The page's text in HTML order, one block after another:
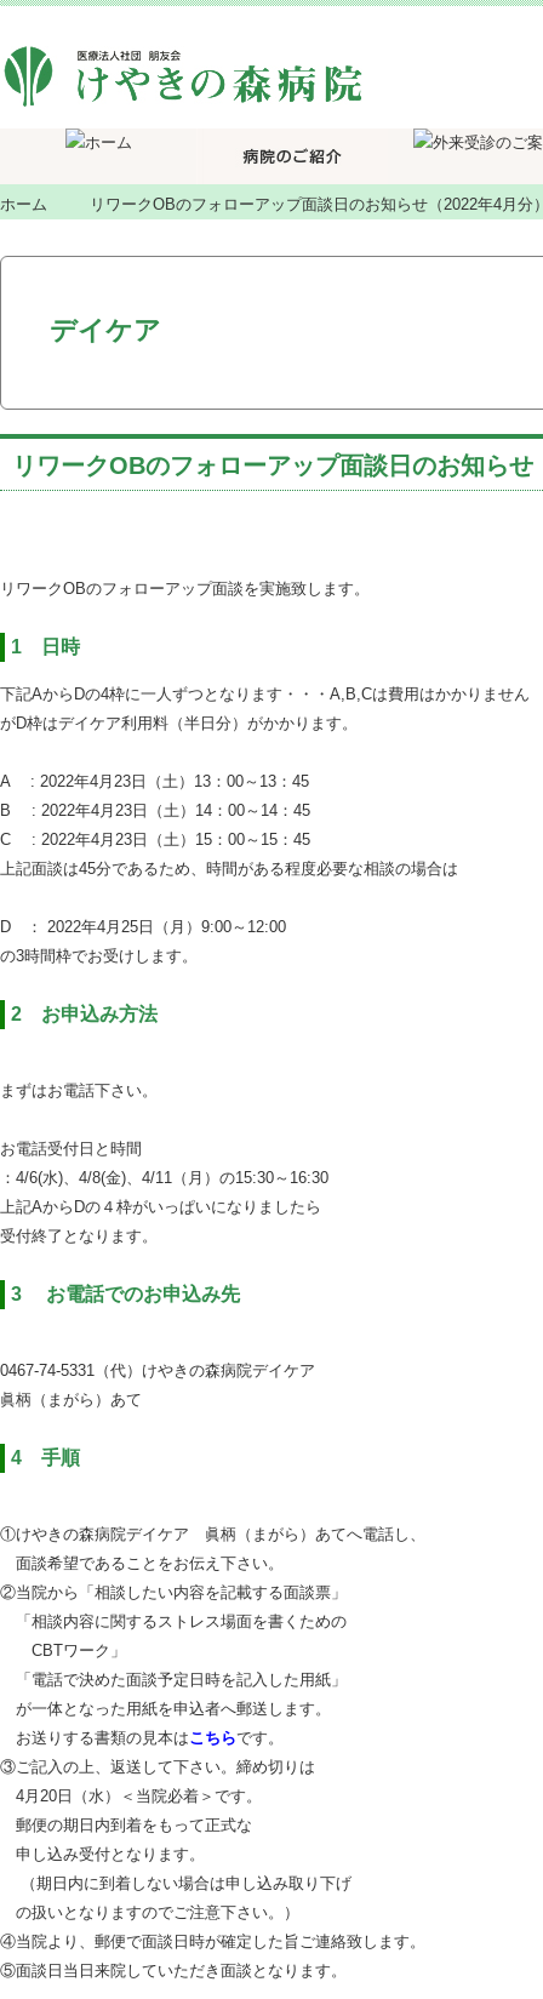
ホーム リワークOBのフォローアップ面談日のお知らせ（2022年4月分
デイケア
リワークOBのフォローアップ面談日のお知らせ
リワークOBのフォローアップ面談を実施致します。
1 日時
下記AからDの4枠に一人ずつとなります・・・A,B,Cは費用はかかりません
がD枠はデイケア利用料（半日分）がかかります。
A : 2022年4月23日（土）13：00～13：45
B : 2022年4月23日（土）14：00～14：45
C : 2022年4月23日（土）15：00～15：45
上記面談は45分であるため、時間がある程度必要な相談の場合は
D ： 2022年4月25日（月）9:00～12:00
の3時間枠でお受けします。
2 お申込み方法
まずはお電話下さい。
お電話受付日と時間
：4/6(水)、4/8(金)、4/11（月）の15:30～16:30
上記AからDの４枠がいっぱいになりましたら
受付終了となります。
3 お電話でのお申込み先
0467-74-5331（代）けやきの森病院デイケア
眞柄（まがら）あて
4 手順
①けやきの森病院デイケア 眞柄（まがら）あてへ電話し、
面談希望であることをお伝え下さい。
②当院から「相談したい内容を記載する面談票」
「相談内容に関するストレス場面を書くための
CBTワーク」
「電話で決めた面談予定日時を記入した用紙」
が一体となった用紙を申込者へ郵送します。
お送りする書類の見本はこちらです。
③ご記入の上、返送して下さい。締め切りは
4月20日（水）＜当院必着＞です。
郵便の期日内到着をもって正式な
申し込み受付となります。
（期日内に到着しない場合は申し込み取り下げ
の扱いとなりますのでご注意下さい。）
④当院より、郵便で面談日時が確定した旨ご連絡致します。
⑤面談日当日来院していただき面談となります。